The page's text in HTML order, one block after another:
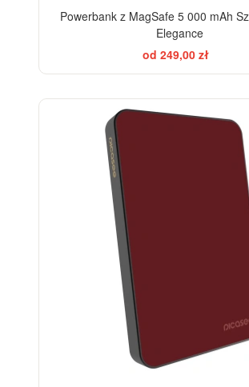
Powerbank z MagSafe 5 000 mAh
Elegance
od 249,00 zł